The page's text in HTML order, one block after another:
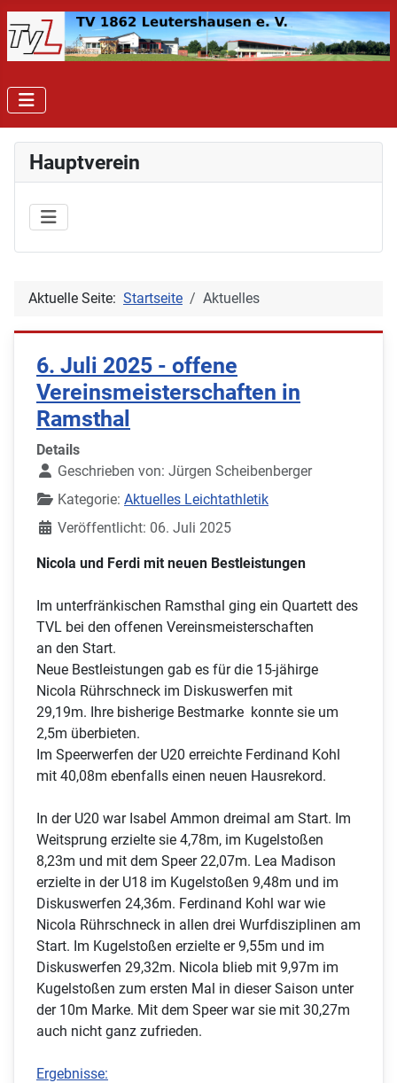
Hauptverein
Aktuelle Seite: Startseite Aktuelles
6. Juli 2025 - offene
Vereinsmeisterschaften in
Ramsthal
Details
Geschrieben von: Jürgen Scheibenberger
Kategorie: Aktuelles Leichtathletik
Veröffentlicht: 06. Juli 2025
Nicola und Ferdi mit neuen Bestleistungen
Im unterfränkischen Ramsthal ging ein Quartett des
TVL bei den offenen Vereinsmeisterschaften
an den Start.
Neue Bestleistungen gab es für die 15-jähirge
Nicola Rührschneck im Diskuswerfen mit
29,19m. Ihre bisherige Bestmarke konnte sie um
2,5m überbieten.
Im Speerwerfen der U20 erreichte Ferdinand Kohl
mit 40,08m ebenfalls einen neuen Hausrekord.
In der U20 war Isabel Ammon dreimal am Start. Im
Weitsprung erzielte sie 4,78m, im Kugelstoßen
8,23m und mit dem Speer 22,07m. Lea Madison
erzielte in der U18 im Kugelstoßen 9,48m und im
Diskuswerfen 24,36m. Ferdinand Kohl war wie
Nicola Rührschneck in allen drei Wurfdisziplinen am
Start. Im Kugelstoßen erzielte er 9,55m und im
Diskuswerfen 29,32m. Nicola blieb mit 9,97m im
Kugelstoßen zum ersten Mal in dieser Saison unter
der 10m Marke. Mit dem Speer war sie mit 30,27m
auch nicht ganz zufrieden.
Ergebnisse: